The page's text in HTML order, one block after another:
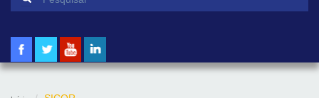
Formulário de pesquisa